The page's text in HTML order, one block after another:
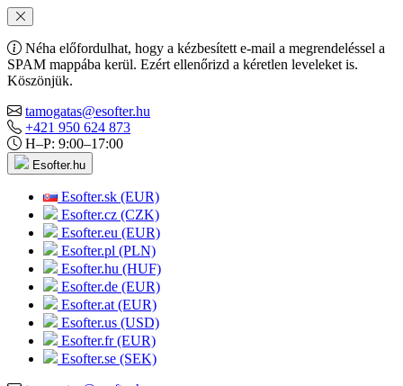
Néha előfordulhat, hogy a kézbesített e-mail a megrendeléssel a
SPAM mappába kerül. Ezért ellenőrizd a kéretlen leveleket is.
Köszönjük.
tamogatas@esofter.hu
+421 950 624 873
H–P: 9:00–17:00
Esofter.hu
Esofter.sk (EUR)
Esofter.cz (CZK)
Esofter.eu (EUR)
Esofter.pl (PLN)
Esofter.hu (HUF)
Esofter.de (EUR)
Esofter.at (EUR)
Esofter.us (USD)
Esofter.fr (EUR)
Esofter.se (SEK)